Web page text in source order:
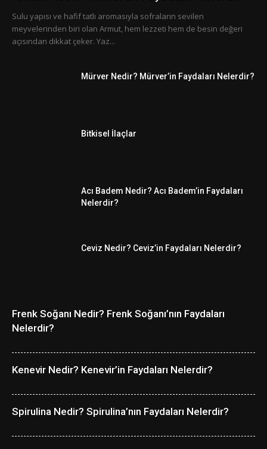
Sulu yapısı ve hafif tatlı aromasıyla sofraların sevilen
meyvelerinden biri olan Armut, hem lezzeti hem de besin değeri
açısından dikkat çeker. Yaz...
Mürver Nedir? Mürver’in Faydaları Nelerdir?
Bitkisel İlaçlar
Acı Badem Nedir? Acı Badem’in Faydaları
Nelerdir?
Ceviz Nedir? Ceviz’in Faydaları Nelerdir?
Frenk Soğanı Nedir? Frenk Soğanı’nın Faydaları
Nelerdir?
Kenevir Nedir? Kenevir’in Faydaları Nelerdir?
Spirulina Nedir? Spirulina’nın Faydaları Nelerdir?